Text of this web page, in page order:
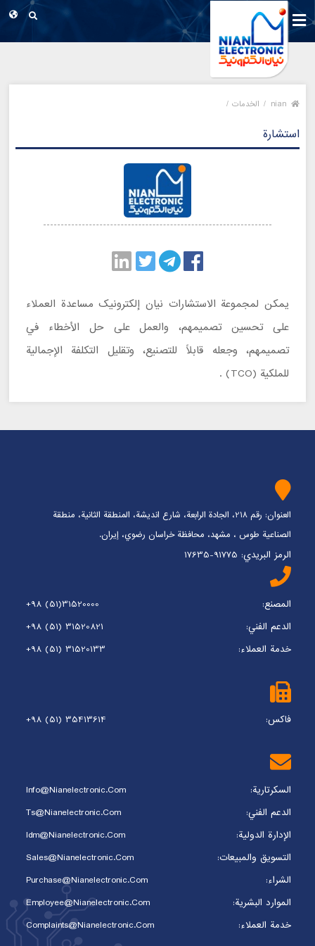
nian
/ الخدمات /
استشارة
يمكن لمجموعة الاستشارات نیان إلكترونيک مساعدة العملاء
على تحسين تصميمهم، والعمل على حل الأخطاء في
تصميمهم، وجعله قابلاً للتصنيع، وتقليل التكلفة الإجمالية
للملكية (TCO) .
العنوان: رقم 218، الجادة الرابعة، شارع انديشة، المنطقة الثانية، منطقة
الصناعية طوس ، مشهد، محافظة خراسان رضوي، إيران.
الرمز البريدي: 91775-17635
المصنع:
+98 (51)31520000
الدعم الفني:
+98 (51) 31520821
خدمة العملاء:
+98 (51) 31520133
فاکس: +98 (51) 35413614
السكرتارية:
Info@nianelectronic.com
الدعم الفني:
Ts@nianelectronic.com
الإدارة الدولية:
Idm@nianelectronic.com
التسويق والمبيعات:
Sales@nianelectronic.com
الشراء:
Purchase@nianelectronic.com
الموارد البشرية:
Employee@nianelectronic.com
خدمة العملاء:
Complaints@Nianelectronic.com